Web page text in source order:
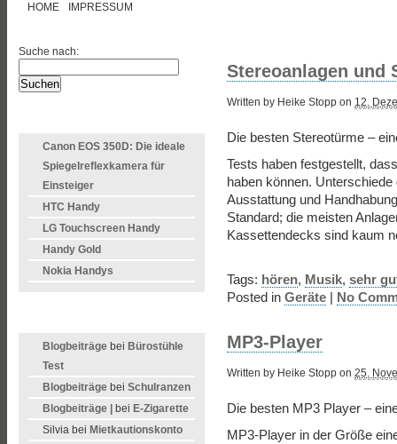
HOME IMPRESSUM
Suche nach:
Canon EOS 350D: Die ideale
Spiegelreflexkamera für
Einsteiger
HTC Handy
LG Touchscreen Handy
Handy Gold
Nokia Handys
Blogbeiträge bei Bürostühle
Test
Blogbeiträge bei Schulranzen
Blogbeiträge |
bei E-Zigarette
Silvia bei Mietkautionskonto
Stereoanlagen und
Written by Heike Stopp on 12.
Die besten Stereotürme –
Tests haben festgestellt,
haben können.
Ausstattung und
Standard; die meisten
Kassettendecks sind kaum
Tags: hören, Musik, sehr
Posted in Geräte | No
MP3-Player
Written by Heike Stopp on 25.
Die besten MP3 Player –
MP3-Player in der Größe